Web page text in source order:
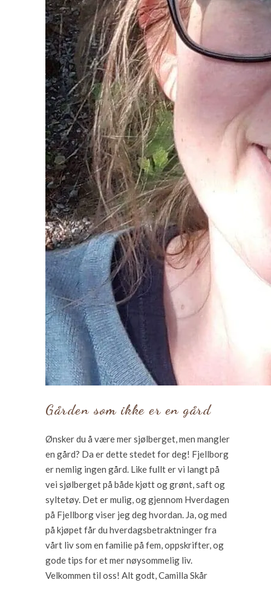
Gården som ikke er en gård
Ønsker du å være mer sjølberget, men mangler
en gård? Da er dette stedet for deg! Fjellborg
er nemlig ingen gård. Like fullt er vi langt på
vei sjølberget på både kjøtt og grønt, saft og
syltetøy. Det er mulig, og gjennom Hverdagen
på Fjellborg viser jeg deg hvordan. Ja, og med
på kjøpet får du hverdagsbetraktninger fra
vårt liv som en familie på fem, oppskrifter, og
gode tips for et mer nøysommelig liv.
Velkommen til oss! Alt godt, Camilla Skår